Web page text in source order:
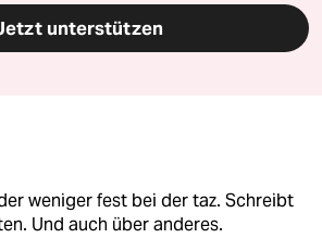
unterstützen
weniger fest bei der taz. Schreibt
Und auch über anderes.